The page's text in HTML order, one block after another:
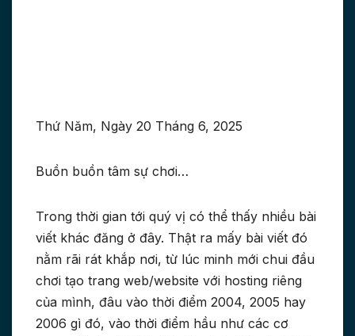
Thứ Năm, Ngày 20 Tháng 6, 2025
Buồn buồn tâm sự chơi…
Trong thời gian tới quý vị có thể thấy nhiều bài
viết khác đăng ở đây. Thật ra mấy bài viết đó
nằm rãi rát khắp nơi, từ lúc minh mới chui đầu
chơi tạo trang web/website với hosting riêng
của mình, đâu vào thời điểm 2004, 2005 hay
2006 gì đó, vào thời điểm hầu như các cơ